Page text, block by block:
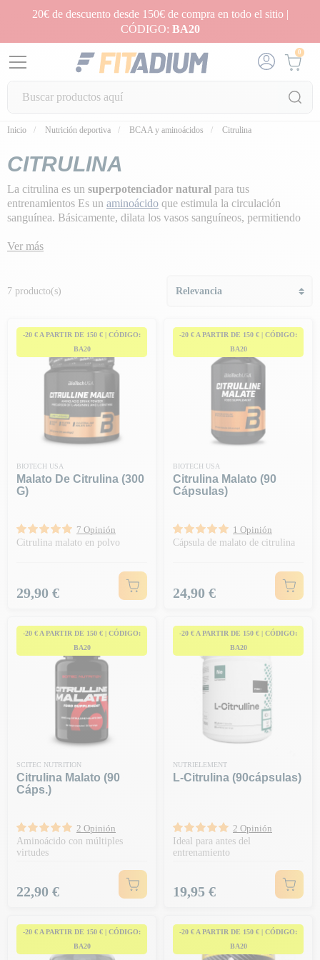
20€ de descuento desde 150€ de compra en todo el sitio |
CÓDIGO: BA20
0
Inicio Nutrición deportiva BCAA y aminoácidos Citrulina
CITRULINA
La citrulina es un superpotenciador natural para tus
entrenamientos Es un aminoácido que estimula la circulación
sanguínea. Básicamente, dilata los vasos sanguíneos, permitiendo
resultado? Más resistencia,
superar tus límites. Imagínate en mitad de un entrenamiento, con
diez veces más energía y una recuperación más rápida. Así que,
diferencia!
Ver más
7 producto(s)
-20 € A PARTIR DE 150 € | CÓDIGO:
BA20
BIOTECH USA
Malato De Citrulina (300
G)
7 Opinión
Citrulina malato en polvo
Precio
29,90 €
-20 € A PARTIR DE 150 € | CÓDIGO:
BA20
BIOTECH USA
Citrulina Malato (90
Cápsulas)
1 Opinión
Cápsula de malato de citrulina
Precio
24,90 €
-20 € A PARTIR DE 150 € | CÓDIGO:
BA20
SCITEC NUTRITION
Citrulina Malato (90
Cáps.)
2 Opinión
Aminoácido con múltiples
virtudes
Precio
22,90 €
-20 € A PARTIR DE 150 € | CÓDIGO:
BA20
NUTRIELEMENT
L-Citrulina (90cápsulas)
2 Opinión
Ideal para antes del
entrenamiento
Precio
19,95 €
-20 € A PARTIR DE 150 € | CÓDIGO:
BA20
-20 € A PARTIR DE 150 € | CÓDIGO:
BA20